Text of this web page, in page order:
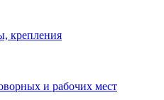
крепления
и рабочих мест